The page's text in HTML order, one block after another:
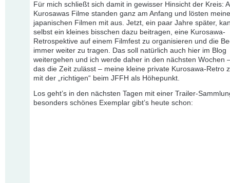
Für mich schließt sich damit in gewisser Hinsicht der Kreis:
Kurosawas Filme standen ganz am Anfang und lösten
japanischen Filmen mit aus. Jetzt, ein paar Jahre später,
selbst ein kleines bisschen dazu beitragen, eine Kurosawa-
Retrospektive auf einem Filmfest zu organisieren und die
immer weiter zu tragen. Das soll natürlich auch hier im Blog
weitergehen und ich werde daher in den nächsten Wochen
das die Zeit zulässt – meine kleine private Kurosawa-Retro
mit der „richtigen“ beim JFFH als Höhepunkt.
Los geht’s in den nächsten Tagen mit einer Trailer-
besonders schönes Exemplar gibt’s heute schon: